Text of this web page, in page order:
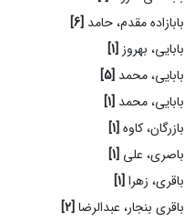
بابازاده مقدم، حامد [6]
بابایی، بهروز [1]
بابایی، محمد [5]
بابایی، محمد [1]
بازرگان، کاوه [1]
باصری، علی [1]
باقری، زهرا [1]
باقری بنجار، عبدالرضا [2]